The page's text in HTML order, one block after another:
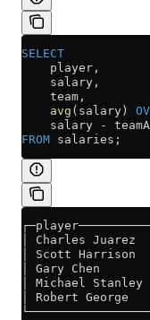
SELECT
    player,
    salary,
    team,
    avg
(salary)
    salary
-
FROM salaries;
│ Charles Juarez
│ Scott Harrison
│ Gary Chen
│ Michael
│ Robert George